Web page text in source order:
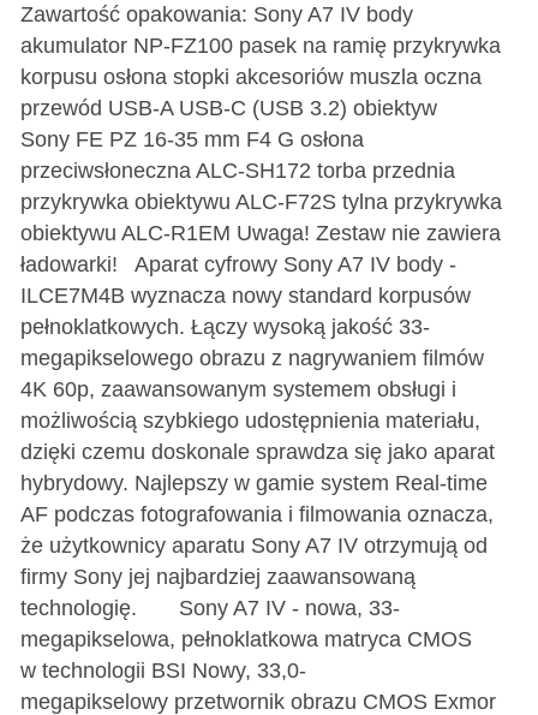
Zawartość opakowania: Sony A7 IV body
akumulator NP-FZ100 pasek na ramię przykrywka
korpusu osłona stopki akcesoriów muszla oczna
przewód USB-A USB-C (USB 3.2) obiektyw
Sony FE PZ 16-35 mm F4 G osłona
przeciwsłoneczna ALC-SH172 torba przednia
przykrywka obiektywu ALC-F72S tylna przykrywka
obiektywu ALC-R1EM Uwaga! Zestaw nie zawiera
ładowarki! Aparat cyfrowy Sony A7 IV body -
ILCE7M4B wyznacza nowy standard korpusów
pełnoklatkowych. Łączy wysoką jakość 33-
megapikselowego obrazu z nagrywaniem filmów
4K 60p, zaawansowanym systemem obsługi i
możliwością szybkiego udostępnienia materiału,
dzięki czemu doskonale sprawdza się jako aparat
hybrydowy. Najlepszy w gamie system Real-time
AF podczas fotografowania i filmowania oznacza,
że użytkownicy aparatu Sony A7 IV otrzymują od
firmy Sony jej najbardziej zaawansowaną
technologię. Sony A7 IV - nowa, 33-
megapikselowa, pełnoklatkowa matryca CMOS
w technologii BSI Nowy, 33,0-
megapikselowy przetwornik obrazu CMOS Exmor